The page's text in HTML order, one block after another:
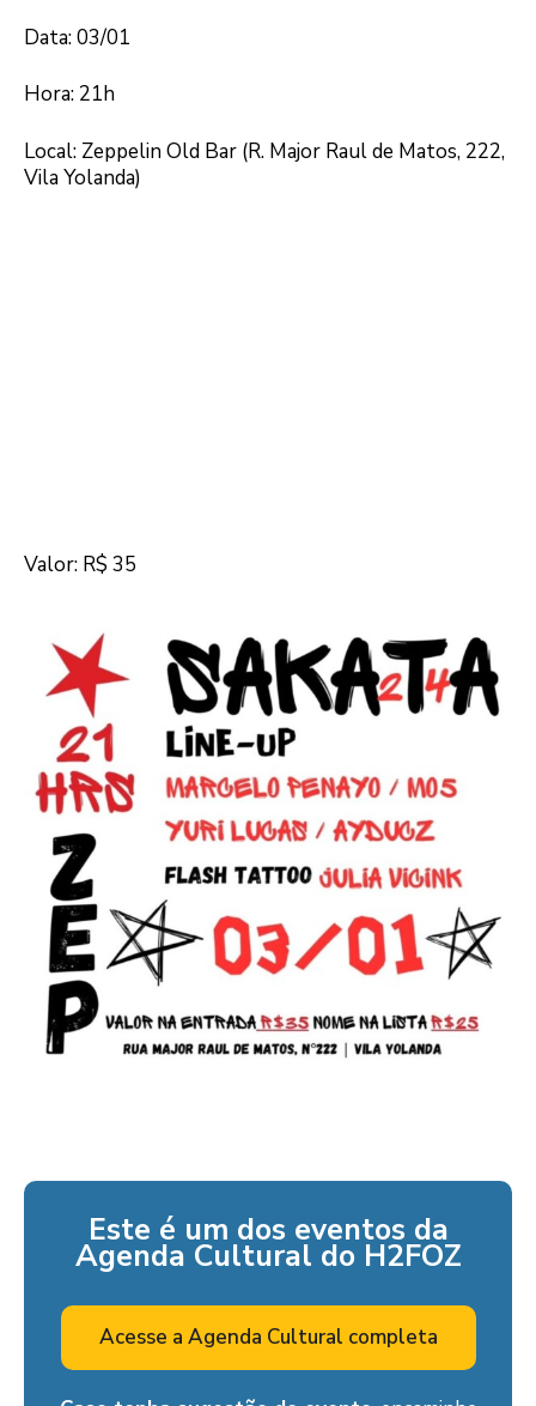
Data: 03/01
Hora: 21h
Local: Zeppelin Old Bar (R. Major Raul de Matos, 222,
Vila Yolanda)
Valor: R$ 35
Este é um dos eventos da
Agenda Cultural do H2FOZ
Acesse a Agenda Cultural completa